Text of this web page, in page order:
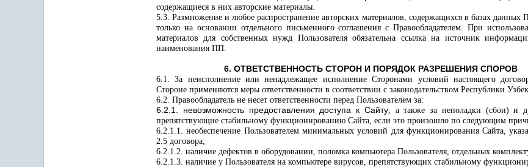
содержащиеся в них авторские материалы.
5.3. Размножение и любое распространение авторских материалов, содержащихся в базах данных
только на основании отдельного письменного соглашения с Правообладателем. При
материалов для собственных нужд Пользователя обязательна ссылка на источник
наименования ПП.
6. ОТВЕТСТВЕННОСТЬ СТОРОН И ПОРЯДОК РАЗРЕШЕНИЯ СПОРОВ
6.1. За неисполнение или ненадлежащее исполнение Сторонами условий настоящего
Стороне применяются меры ответственности в соответствии с законодательством Республики
6.2. Правообладатель не несет ответственности перед Пользователем за:
6.2.1. невозможность предоставления доступа к Сайту, а также за неполадки (сбои) и
препятствующие стабильному функционированию Сайта, если это произошло по следующим
6.2.1.1. необеспечение Пользователем минимальных условий для функционирования Сайта,
2.5 договора;
6.2.1.2. наличие дефектов в оборудовании, поломка компьютера Пользователя, отдельных
6.2.1.3. наличие у Пользователя на компьютере вирусов, препятствующих стабильному